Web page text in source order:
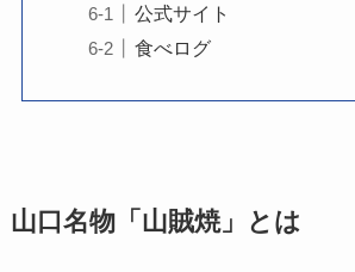
公式サイト
食べログ
山口名物「山賊焼」とは